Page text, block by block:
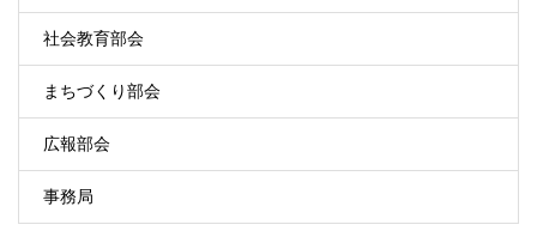
社会教育部会
まちづくり部会
広報部会
事務局